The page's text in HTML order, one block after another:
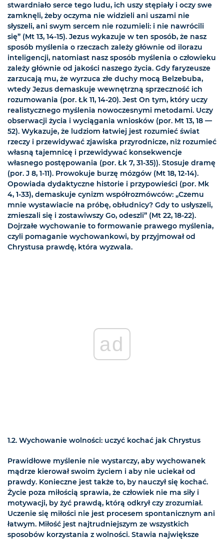
stwardniało serce tego ludu, ich uszy stępiały i oczy swe
zamknęli, żeby oczyma nie widzieli ani uszami nie
słyszeli, ani swym sercem nie rozumieli: i nie nawrócili
się” (Mt 13, 14-15). Jezus wykazuje w ten sposób, że nasz
sposób myślenia o rzeczach zależy głównie od ilorazu
inteligencji, natomiast nasz sposób myślenia o człowieku
zależy głównie od jakości naszego życia. Gdy faryzeusze
zarzucają mu, że wyrzuca złe duchy mocą Belzebuba,
wtedy Jezus demaskuje wewnętrzną sprzeczność ich
rozumowania (por. Łk 11, 14-20). Jest On tym, który uczy
realistycznego myślenia nowoczesnymi metodami. Uczy
obserwacji życia i wyciągania wniosków (por. Mt 13, 18 —
52). Wykazuje, że ludziom łatwiej jest rozumieć świat
rzeczy i przewidywać zjawiska przyrodnicze, niż rozumieć
własną tajemnicę i przewidywać konsekwencje
własnego postępowania (por. Łk 7, 31-35)). Stosuje dramę
(por. J 8, 1-11). Prowokuje burzę mózgów (Mt 18, 12-14).
Opowiada dydaktyczne historie i przypowieści (por. Mk
4, 1-33), demaskuje cynizm współrozmówców: „Czemu
mnie wystawiacie na próbę, obłudnicy? Gdy to usłyszeli,
zmieszali się i zostawiwszy Go, odeszli” (Mt 22, 18-22).
Dojrzałe wychowanie to formowanie prawego myślenia,
czyli pomaganie wychowankowi, by przyjmował od
Chrystusa prawdę, która wyzwala.
ad
1.2. Wychowanie wolności: uczyć kochać jak Chrystus
Prawidłowe myślenie nie wystarczy, aby wychowanek
mądrze kierował swoim życiem i aby nie uciekał od
prawdy. Konieczne jest także to, by nauczył się kochać.
Życie poza miłością sprawia, że człowiek nie ma siły i
motywacji, by żyć prawdą, którą odkrył czy zrozumiał.
Uczenie się miłości nie jest procesem spontanicznym ani
łatwym. Miłość jest najtrudniejszym ze wszystkich
sposobów korzystania z wolności. Stawia największe